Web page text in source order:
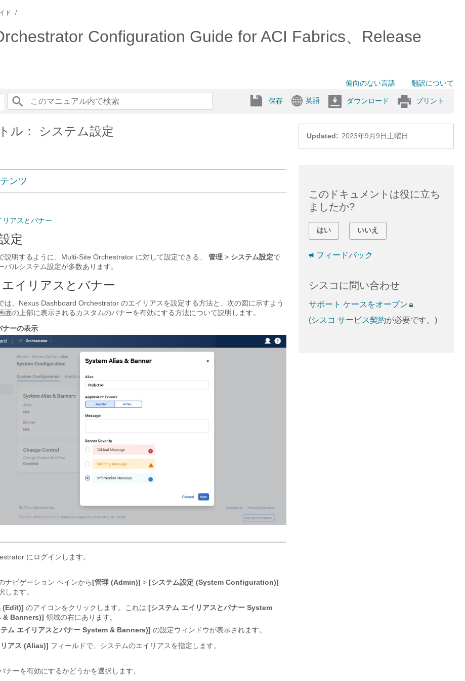
ド
Configuration Guide for ACI Fabrics、Release
偏向のない言語 翻訳について
保存 英語 ダウンロード プリント
Updated: 2023年9月9日土曜日
ル： システム設定
ンツ
リアスとバナー
定
説明するように、Multi-Site Orchestrator に対して設定できる、 管理 > システム設定で
バルシステム設定が多数あります。
イリアスとバナー
は、Nexus Dashboard Orchestrator のエイリアスを設定する方法と、次の図に示すよう
面の上部に表示されるカスタムのバナーを有効にする方法について説明します。
ナーの表示
にログインします。
ナビゲーション ペインから[管理 (Admin)] > [システム設定 (System Configuration)]
します。.
(Edit)] のアイコンをクリックします。これは [システム エイリアスとバナー System
& Banners)] 領域の右にあります。
ム エイリアスとバナー System & Banners)] の設定ウィンドウが表示されます。
アス (Alias)] フィールドで、システムのエイリアスを指定します。
ナーを有効にするかどうかを選択します。
このドキュメントは役に立ち
ましたか?
はい いいえ
フィードバック
シスコに問い合わせ
サポート ケースをオープン
(シスコ サービス契約が必要です。)